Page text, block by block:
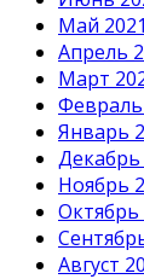
Май 2021
Апрель
Март
Февраль
Январь
Декабрь
Ноябрь
Октябрь
Август